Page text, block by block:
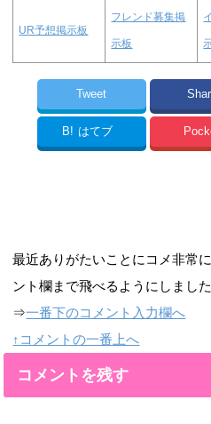
UR予想掲示板
フレンド募集掲
示板
Tweet
B! はてブ
最近ありがたいことにコメ非常
ント欄まで飛べるようにしました
⇒一番下のコメント入力欄へ
↑コメントの一番上へ
コメントを残す